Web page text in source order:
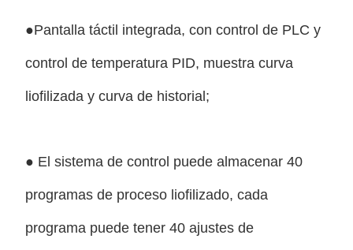
●Pantalla táctil integrada, con control de PLC y
control de temperatura PID, muestra curva
liofilizada y curva de historial;
● El sistema de control puede almacenar 40
programas de proceso liofilizado, cada
programa puede tener 40 ajustes de